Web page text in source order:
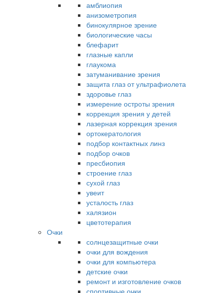
амблиопия
анизометропия
бинокулярное зрение
биологические часы
блефарит
глазные капли
глаукома
затуманивание зрения
защита глаз от ультрафиолета
здоровье глаз
измерение остроты зрения
коррекция зрения у детей
лазерная коррекция зрения
ортокератология
подбор контактных линз
подбор очков
пресбиопия
строение глаз
сухой глаз
увеит
усталость глаз
халязион
цветотерапия
Очки
солнцезащитные очки
очки для вождения
очки для компьютера
детские очки
ремонт и изготовление очков